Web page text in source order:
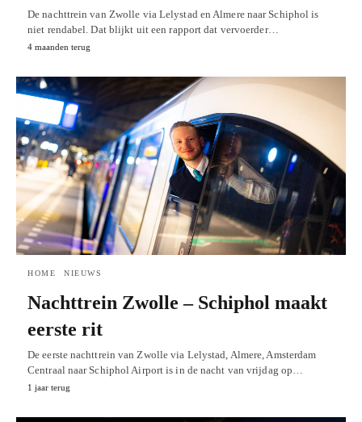
De nachttrein van Zwolle via Lelystad en Almere naar Schiphol is
niet rendabel. Dat blijkt uit een rapport dat vervoerder…
4 maanden terug
HOME NIEUWS
Nachttrein Zwolle – Schiphol maakt
eerste rit
De eerste nachttrein van Zwolle via Lelystad, Almere, Amsterdam
Centraal naar Schiphol Airport is in de nacht van vrijdag op…
1 jaar terug